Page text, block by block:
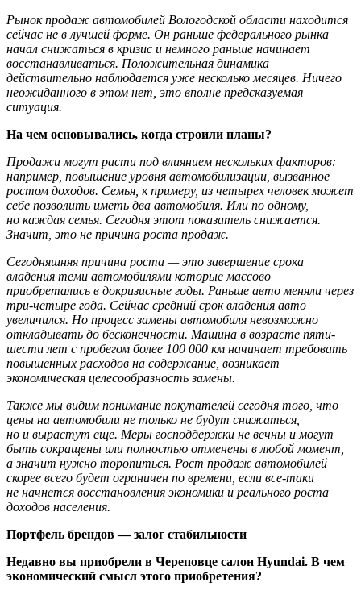
Рынок продаж автомобилей Вологодской области находится
сейчас не в лучшей форме. Он раньше федерального рынка
начал снижаться в кризис и немного раньше начинает
восстанавливаться. Положительная динамика
действительно наблюдается уже несколько месяцев. Ничего
неожиданного в этом нет, это вполне предсказуемая
ситуация.
На чем основывались, когда строили планы?
Продажи могут расти под влиянием нескольких факторов:
например, повышение уровня автомобилизации, вызванное
ростом доходов. Семья, к примеру, из четырех человек может
себе позволить иметь два автомобиля. Или по одному,
но каждая семья. Сегодня этот показатель снижается.
Значит, это не причина роста продаж.
Сегодняшняя причина роста — это завершение срока
владения теми автомобилями которые массово
приобретались в докризисные годы. Раньше авто меняли через
три-четыре года. Сейчас средний срок владения авто
увеличился. Но процесс замены автомобиля невозможно
откладывать до бесконечности. Машина в возрасте пяти-
шести лет с пробегом более 100 000 км начинает требовать
повышенных расходов на содержание, возникает
экономическая целесообразность замены.
Также мы видим понимание покупателей сегодня того, что
цены на автомобили не только не будут снижаться,
но и вырастут еще. Меры господдержки не вечны и могут
быть сокращены или полностью отменены в любой момент,
а значит нужно торопиться. Рост продаж автомобилей
скорее всего будет ограничен по времени, если все-таки
не начнется восстановления экономики и реального роста
доходов населения.
Портфель брендов — залог стабильности
Недавно вы приобрели в Череповце салон Hyundai. В чем
экономический смысл этого приобретения?